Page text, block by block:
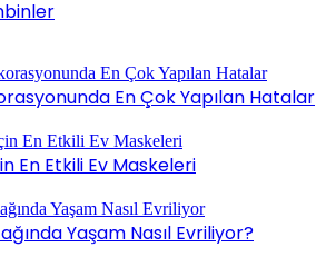
En Çok Yapılan Hatalar
En Etkili Ev Maskeleri
Yaşam Nasıl Evriliyor?